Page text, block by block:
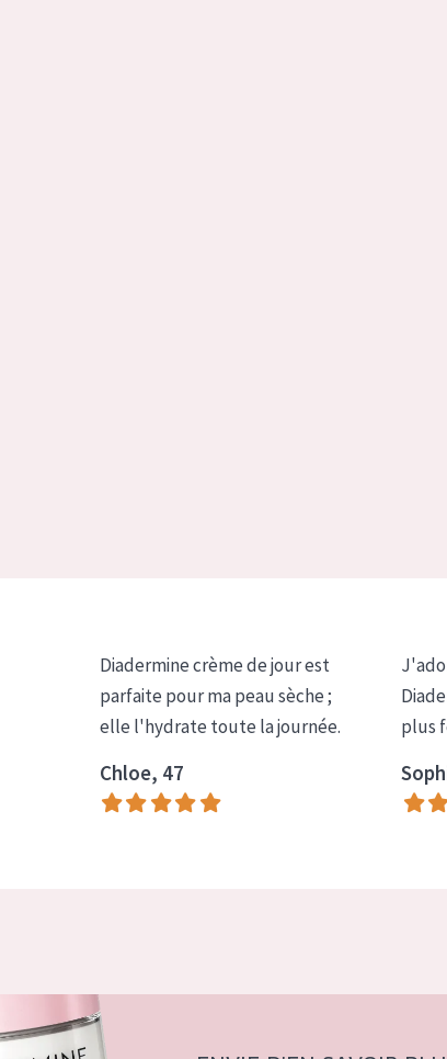
Diadermine crème de jour est
parfaite pour ma peau sèche ;
elle l'hydrate toute la journée.
Chloe, 47
plus